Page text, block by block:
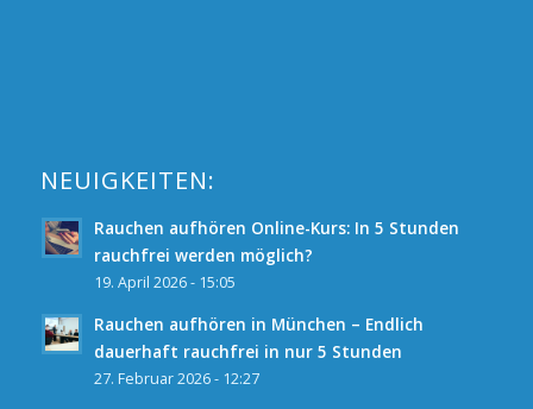
NEUIGKEITEN:
Rauchen aufhören Online-Kurs: In 5 Stunden
rauchfrei werden möglich?
19. April 2026 - 15:05
Rauchen aufhören in München – Endlich
dauerhaft rauchfrei in nur 5 Stunden
27. Februar 2026 - 12:27